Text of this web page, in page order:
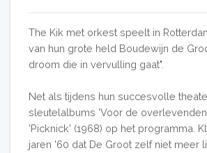
The Kik met orkest speelt in
van hun grote held Boudewijn de
droom die in vervulling gaat".
Net als tijdens hun succesvolle
sleutelalbums 'Voor de
'Picknick' (1968) op het programma.
jaren '60 dat De Groot zelf niet meer